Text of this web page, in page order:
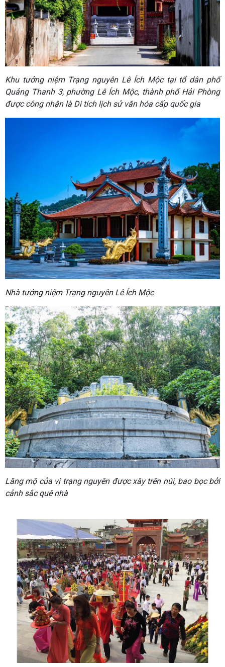
Khu tưởng niệm Trạng nguyên Lê Ích Mộc tại tổ dân phố
Quảng Thanh 3, phường Lê Ích Mộc, thành phố Hải Phòng
được công nhận là Di tích lịch sử văn hóa cấp quốc gia
Nhà tưởng niệm Trạng nguyên Lê Ích Mộc
Lăng mộ của vị trạng nguyên được xây trên núi, bao bọc bởi
cảnh sắc quê nhà